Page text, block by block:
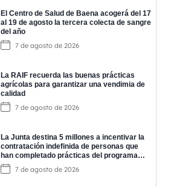
El Centro de Salud de Baena acogerá del 17
al 19 de agosto la tercera colecta de sangre
del año
7 de agosto de 2026
La RAIF recuerda las buenas prácticas
agrícolas para garantizar una vendimia de
calidad
7 de agosto de 2026
La Junta destina 5 millones a incentivar la
contratación indefinida de personas que
han completado prácticas del programa
EPES
7 de agosto de 2026